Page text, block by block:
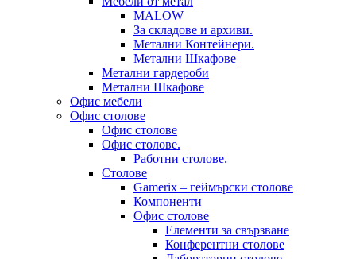
MALOW
За складове и архиви.
Метални Контейнери.
Метални Шкафове
Метални гардероби
Метални Шкафове
Офис мебели
Офис столове
Офис столове
Офис столове.
Работни столове.
Столове
Gamerix – геймърски столове
Компоненти
Офис столове
Елементи за свързване
Конферентни столове